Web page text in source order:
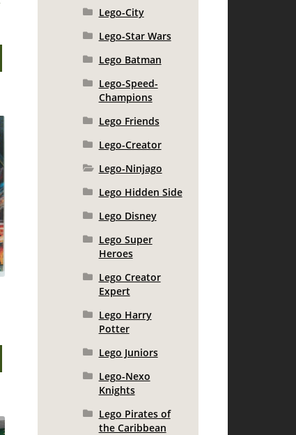
Lego-City
Lego-Star Wars
Lego Batman
Lego-Speed-
Champions
Lego Friends
Lego-Creator
Lego-Ninjago
Lego Hidden Side
Lego Disney
Lego Super
Heroes
Lego Creator
Expert
Lego Harry
Potter
Lego Juniors
Lego-Nexo
Knights
Lego Pirates of
the Caribbean